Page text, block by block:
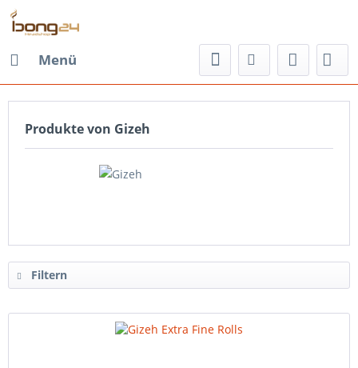
Menü
Produkte von Gizeh
Filtern